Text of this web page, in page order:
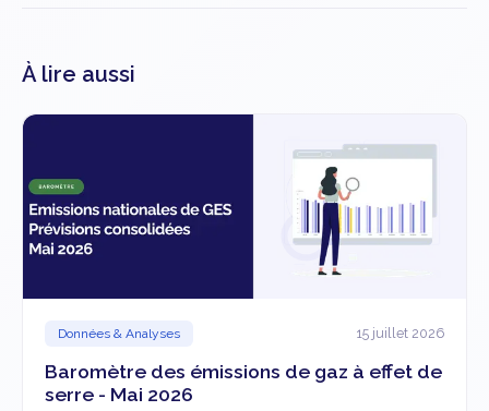
À lire aussi
Données & Analyses 15 juillet 2026
Baromètre des émissions de gaz à effet de
serre - Mai 2026